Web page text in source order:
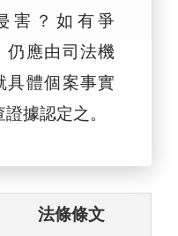
害？如有爭
仍應由司法機
具體個案事實
證據認定之。
法條條文